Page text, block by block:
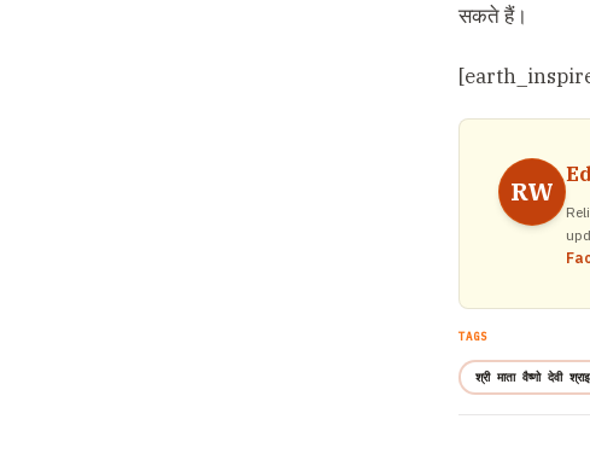
सकते हैं।
RW
TAGS
श्री माता वैष्णो देवी